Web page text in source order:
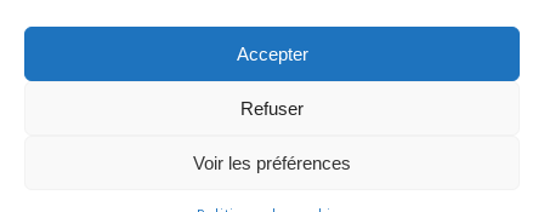
Accepter
Refuser
Voir les préférences
22-23 Novembre 2023
© 2023 - Designed by MY Brand